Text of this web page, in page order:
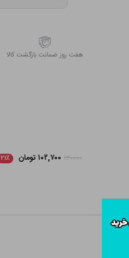
هفت روز ضمانت بازگشت کالا
۱۳۰۰۰۰ ۱۰۲,۷۰۰ تومان ۲۱٪